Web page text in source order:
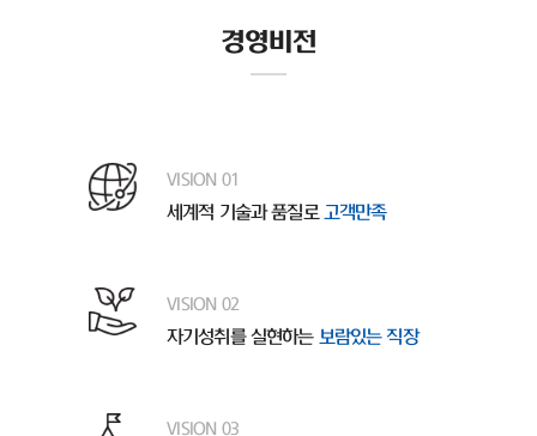
경영비전
VISION 01
세계적 기술과 품질로 고객만족
VISION 02
자기성취를 실현하는 보람있는 직장
VISION 03